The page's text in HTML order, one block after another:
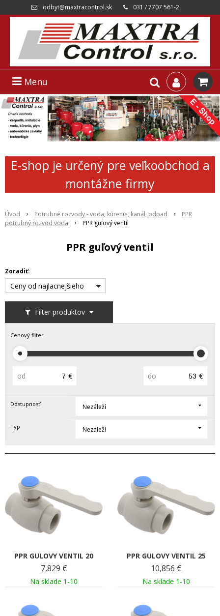
odbyt@maxtracontrol.sk 031 / 7707 561-2
Menu
E-shop je určený pre veľkoobchod a
montážne firmy
Úvod Potrubné rozvody - voda, kúrenie, kanál, odpad
PPR
potrubný rozvod voda
PPR guľový ventil
PPR guľový ventil
Filter produktov
Zoradiť:
Ceny od najlacnejšieho
Cenový filter
od € do €
Dostupnosť Nezáleží
Typ Nezáleží
PPR GULOVY VENTIL 20
7,829 €
Na sklade 1-10
PPR GULOVY VENTIL 25
10,856 €
Na sklade 1-10